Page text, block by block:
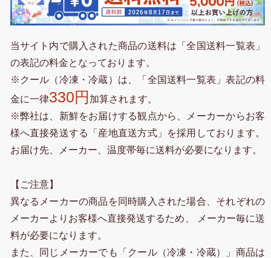
当サイト内で購入された商品の送料は「全国送料一覧表」
の表記の料金となっております。
※クール（冷凍・冷蔵）は、「全国送料一覧表」表記の料
金に一律330円 加算されます。
※弊社は、新鮮をお届けする観点から、メーカーからお客
様へ直接発送する「産地直送方式」を採用しております。
お届け先、メーカー、温度帯毎に送料が必要になります。
【ご注意】
異なるメーカーの商品を同時購入された場合、それぞれの
メーカーよりお客様へ直接発送するため、 メーカー毎に送
料が必要になります。
また、同じメーカーでも「クール（冷凍・冷蔵）」商品は